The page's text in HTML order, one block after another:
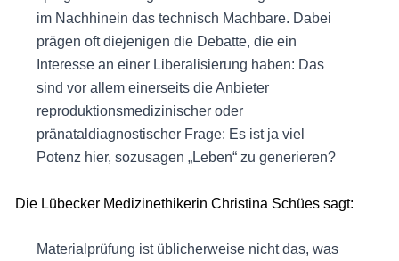
im Nachhinein das technisch Machbare. Dabei
prägen oft diejenigen die Debatte, die ein
Interesse an einer Liberalisierung haben: Das
sind vor allem einerseits die Anbieter
reproduktionsmedizinischer oder
pränataldiagnostischer Frage: Es ist ja viel
Potenz hier, sozusagen „Leben“ zu generieren?
Die Lübecker Medizinethikerin Christina Schües sagt:
Materialprüfung ist üblicherweise nicht das, was